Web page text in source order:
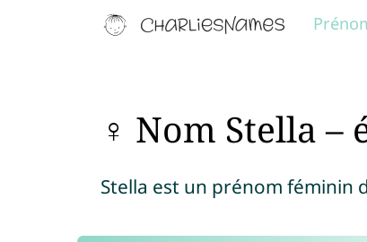
♀ Nom Stella –
Stella est un prénom féminin